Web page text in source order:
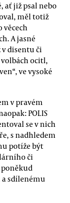
ať již psal nebo
měl totiž
A jasné
disentu či
ocitl,
ve vysoké
v pravém
POLIS
se v nich
s nadhledem
potíže být
či
sdílenému